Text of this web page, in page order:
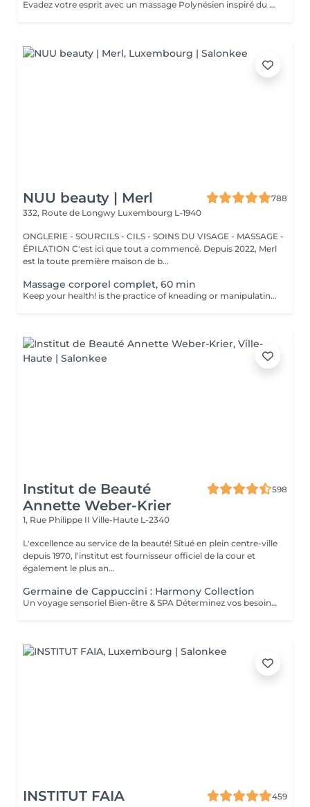
Evadez votre esprit avec un massage Polynésien inspiré du massage traditionnel Taurumi. Au véritable Monoï de Tahiti. Massage esthétique relaxant principalement effectué avec la douceur des avant-bras tel des mouvements ondulatoires qui suggèrent les vagues de la mer. Il débute par le cuir chevelu, sans huile, puis le Monoï est appliqué sur le reste du corps. L'ensemble des soins sont des soins esthétiques, réalisés par des esthéticiennes diplômées. Ils n'ont pas de visée médicale et les massages ne sont aucunement sexuels. Vous avez pris rendez-vous dans un institut de beauté. Merci de respecter le personnel
NUU beauty | Merl
788
332, Route de Longwy Luxembourg L-1940
ONGLERIE - SOURCILS - CILS - SOINS DU VISAGE - MASSAGE -
ÉPILATION C'est ici que tout a commencé. Depuis 2022, Merl
est la toute première maison de b...
Massage corporel complet, 60 min
Keep your health! is the practice of kneading or manipulating a person's muscles and other soft-tissue in order to reduce stress, reduce muscle pain, increase relaxation and improve the work of the immune system. Benefits of getting a full body massage: - reduces stress - relaxing - improves blood circulation - improves body immune system How is full body massage done? - head and neck are massaged - shoulders and back are massaged - hands and arms are massaged - feet and legs are massaged - belly is massaged Age restrictions: there are no age restrictions for this procedure. Post procedure recommendations: do not do sport and any sharp movements 2-3 hours after the procedure. Frequency: 1-2 times per week, 10 times in total. Repeat once in 3-6 months.
Institut de Beauté
Annette Weber-Krier
598
1, Rue Philippe II Ville-Haute L-2340
L'excellence au service de la beauté! Situé en plein centre-ville
depuis 1970, l'institut est fournisseur officiel de la cour et
également le plus an...
Germaine de Cappuccini : Harmony Collection
Un voyage sensoriel Bien-être & SPA Déterminez vos besoins à l'aide des 4 huiles essentielles ACTIMOOD.Pure sensation- Balance sensation- Zen sensation- Power sensation Exfoliation du corps -massage du corps- massage du cuir chevelu si souhaité- Laissez-vous emporter dans un voyage sensoriel grâce à un soin corporel adapté à vos besoins.
INSTITUT FAIA
459